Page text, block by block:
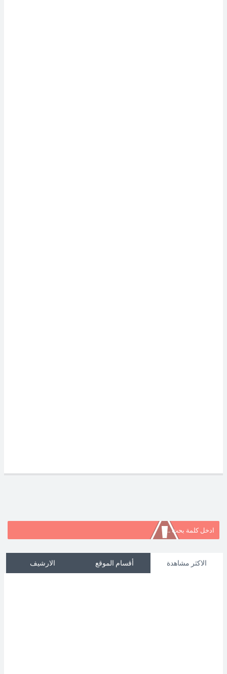
الاكثر مشاهدة أقسام الموقع الارشيف